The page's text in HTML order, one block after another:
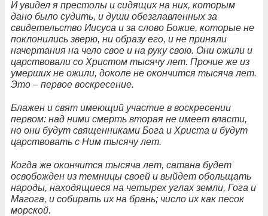
И увидел я престолы и сидящих на них, которым
дано было судить, и души обезглавленных за
свидетельство Иисуса и за слово Божие, которые не
поклонились зверю, ни образу его, и не приняли
начертания на чело свое и на руку свою. Они ожили и
царствовали со Христом тысячу лет. Прочие же из
умерших не ожили, доколе не окончится тысяча лет.
Это – первое воскресение.
Блажен и свят имеющий участие в воскресении
первом: над ними смерть вторая не имеет власти,
но они будут священниками Бога и Христа и будут
царствовать с Ним тысячу лет.
Когда же окончится тысяча лет, сатана будет
освобожден из темницы своей и выйдет обольщать
народы, находящиеся на четырех углах земли, Гога и
Магога, и собирать их на брань; число их как песок
морской.